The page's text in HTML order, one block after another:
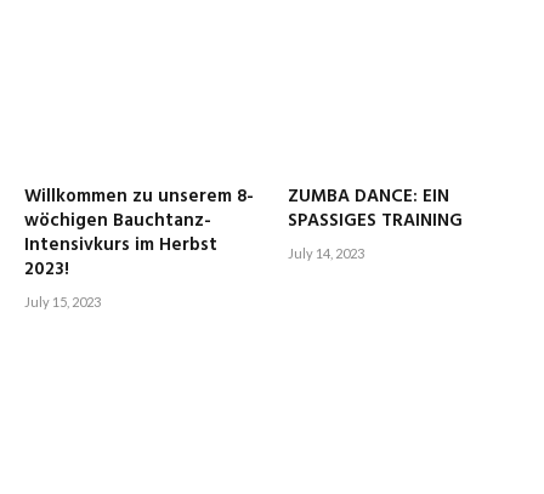
Willkommen zu unserem 8-
wöchigen Bauchtanz-
Intensivkurs im Herbst
2023!
July 15, 2023
ZUMBA DANCE: EIN
SPASSIGES TRAINING
July 14, 2023